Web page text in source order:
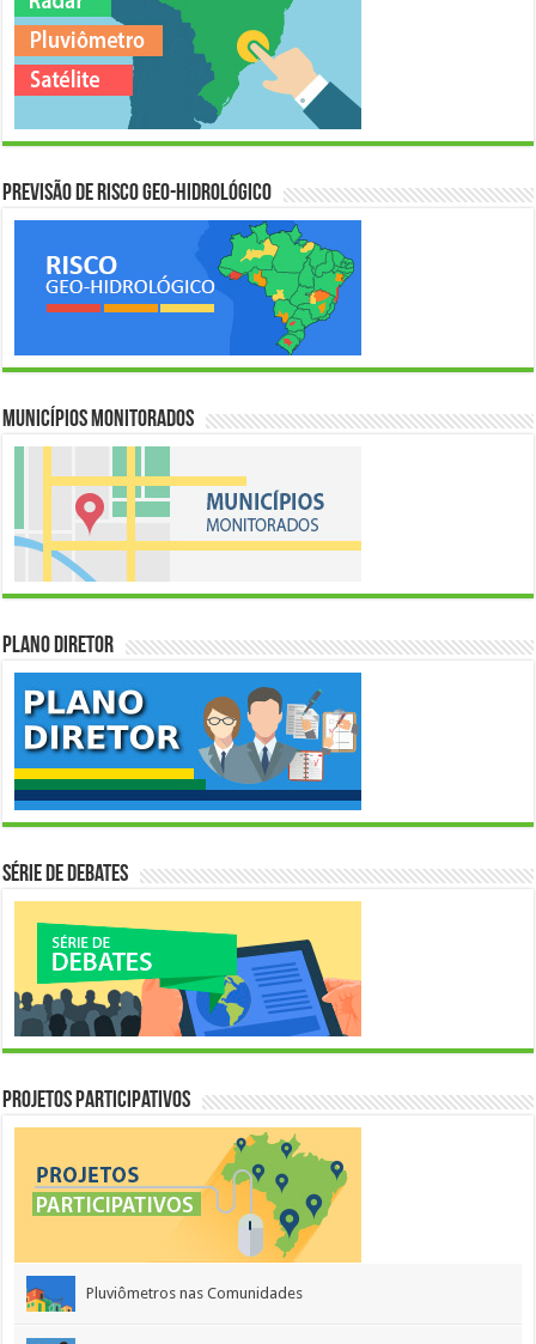
Previsão de Risco Geo-Hidrológico
Municípios Monitorados
Plano Diretor
Série de Debates
Projetos Participativos
Pluviômetros nas Comunidades